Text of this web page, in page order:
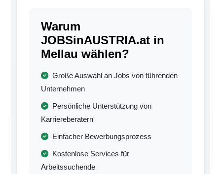
Warum
JOBSinAUSTRIA.at in
Mellau wählen?
Große Auswahl an Jobs von führenden
Unternehmen
Persönliche Unterstützung von
Karriereberatern
Einfacher Bewerbungsprozess
Kostenlose Services für
Arbeitssuchende